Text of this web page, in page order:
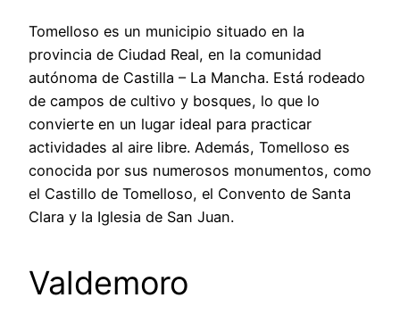
Tomelloso es un municipio situado en la
provincia de Ciudad Real, en la comunidad
autónoma de Castilla – La Mancha. Está rodeado
de campos de cultivo y bosques, lo que lo
convierte en un lugar ideal para practicar
actividades al aire libre. Además, Tomelloso es
conocida por sus numerosos monumentos, como
el Castillo de Tomelloso, el Convento de Santa
Clara y la Iglesia de San Juan.
Valdemoro